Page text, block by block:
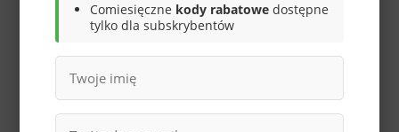
Comiesięczne kody rabatowe dostępne
tylko dla subskrybentów